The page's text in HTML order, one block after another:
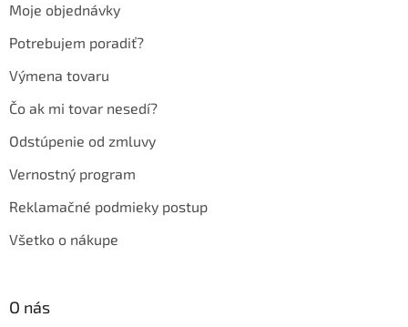
Moje objednávky
Potrebujem poradiť?
Výmena tovaru
Čo ak mi tovar nesedí?
Odstúpenie od zmluvy
Vernostný program
Reklamačné podmieky postup
Všetko o nákupe
O nás